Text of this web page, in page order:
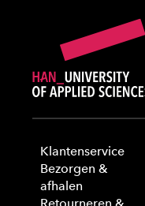
Klantenservice
Bezorgen &
afhalen